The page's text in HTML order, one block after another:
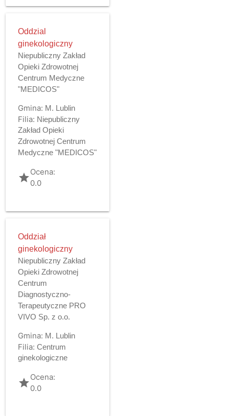
Oddzial
ginekologiczny
Niepubliczny Zakład
Opieki Zdrowotnej
Centrum Medyczne
"MEDICOS"
Gmina: M. Lublin
Filia: Niepubliczny
Zakład Opieki
Zdrowotnej Centrum
Medyczne "MEDICOS"
gradeOcena:
0.0
Oddział
ginekologiczny
Niepubliczny Zakład
Opieki Zdrowotnej
Centrum
Diagnostyczno-
Terapeutyczne PRO
VIVO Sp. z o.o.
Gmina: M. Lublin
Filia: Centrum
ginekologiczne
gradeOcena:
0.0